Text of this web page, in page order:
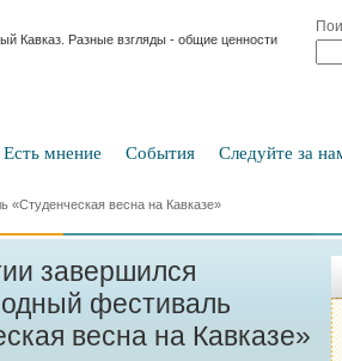
Есть мнение События Следуйте за
весна на Кавказе»
завершился
фестиваль
весна на Кавказе»